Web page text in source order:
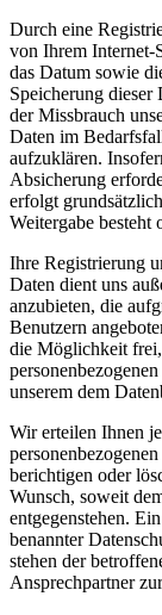
Durch eine
von Ihrem Internet-
das Datum sowie
Speicherung
der Missbrauch
Daten im
aufzuklären.
Absicherung
erfolgt
Weitergabe besteht
Ihre Registrierung
Daten dient uns
anzubieten, die
Benutzern
die Möglichkeit frei,
unserem dem
Wir erteilen Ihnen
berichtigen oder
Wunsch, soweit
entgegenstehen.
benannter
stehen der
Ansprechpartner